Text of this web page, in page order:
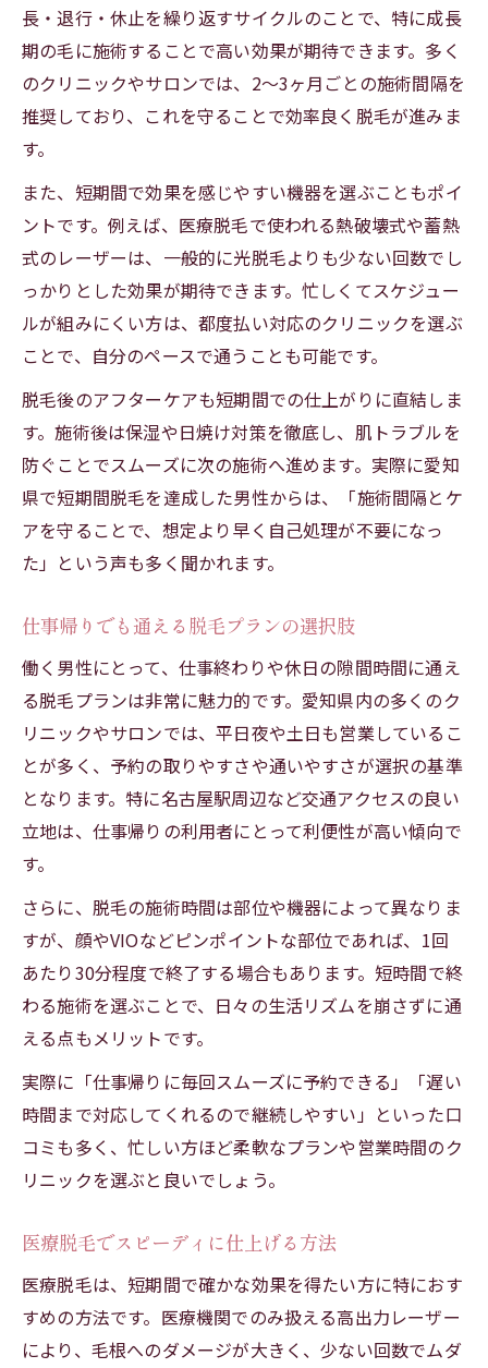
長・退行・休止を繰り返すサイクルのことで、特に成長
期の毛に施術することで高い効果が期待できます。多く
のクリニックやサロンでは、2〜3ヶ月ごとの施術間隔を
推奨しており、これを守ることで効率良く脱毛が進みま
す。
また、短期間で効果を感じやすい機器を選ぶこともポイ
ントです。例えば、医療脱毛で使われる熱破壊式や蓄熱
式のレーザーは、一般的に光脱毛よりも少ない回数でし
っかりとした効果が期待できます。忙しくてスケジュー
ルが組みにくい方は、都度払い対応のクリニックを選ぶ
ことで、自分のペースで通うことも可能です。
脱毛後のアフターケアも短期間での仕上がりに直結しま
す。施術後は保湿や日焼け対策を徹底し、肌トラブルを
防ぐことでスムーズに次の施術へ進めます。実際に愛知
県で短期間脱毛を達成した男性からは、「施術間隔とケ
アを守ることで、想定より早く自己処理が不要になっ
た」という声も多く聞かれます。
仕事帰りでも通える脱毛プランの選択肢
働く男性にとって、仕事終わりや休日の隙間時間に通え
る脱毛プランは非常に魅力的です。愛知県内の多くのク
リニックやサロンでは、平日夜や土日も営業しているこ
とが多く、予約の取りやすさや通いやすさが選択の基準
となります。特に名古屋駅周辺など交通アクセスの良い
立地は、仕事帰りの利用者にとって利便性が高い傾向で
す。
さらに、脱毛の施術時間は部位や機器によって異なりま
すが、顔やVIOなどピンポイントな部位であれば、1回
あたり30分程度で終了する場合もあります。短時間で終
わる施術を選ぶことで、日々の生活リズムを崩さずに通
える点もメリットです。
実際に「仕事帰りに毎回スムーズに予約できる」「遅い
時間まで対応してくれるので継続しやすい」といった口
コミも多く、忙しい方ほど柔軟なプランや営業時間のク
リニックを選ぶと良いでしょう。
医療脱毛でスピーディに仕上げる方法
医療脱毛は、短期間で確かな効果を得たい方に特におす
すめの方法です。医療機関でのみ扱える高出力レーザー
により、毛根へのダメージが大きく、少ない回数でムダ